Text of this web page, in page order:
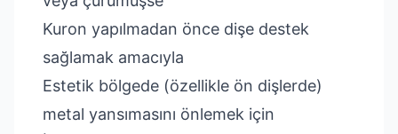
Kuron yapılmadan önce dişe destek
sağlamak amacıyla
Estetik bölgede (özellikle ön dişlerde)
metal yansımasını önlemek için